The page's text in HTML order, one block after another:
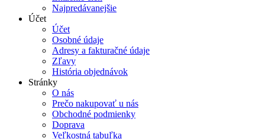
Najpredávanejšie
Účet
Účet
Osobné údaje
Adresy a fakturačné údaje
Zľavy
História objednávok
Stránky
O nás
Prečo nakupovať u nás
Obchodné podmienky
Doprava
Veľkostná tabuľka